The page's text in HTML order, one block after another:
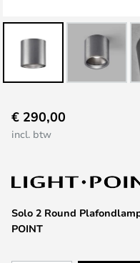
naar
het
van
afbeeldingen-
gallerij
Solo 2 Round
POINT
€ 290,00
incl. btw